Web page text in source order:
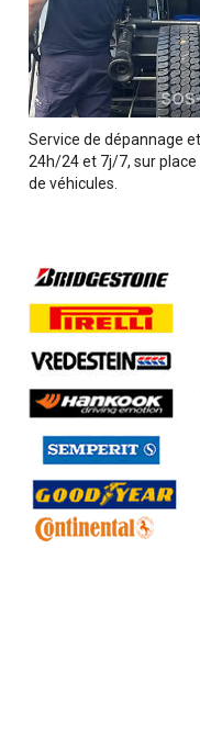
Service de dépannage
24h/24 et 7j/7, sur
de véhicules.